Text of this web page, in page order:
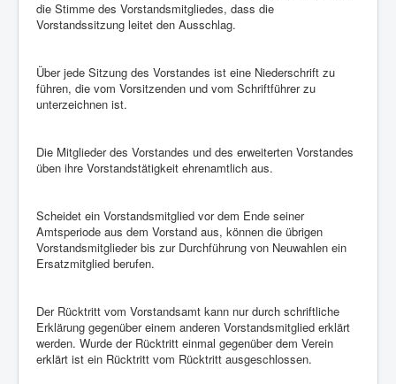
die Stimme des Vorstandsmitgliedes, dass die
Vorstandssitzung leitet den Ausschlag.
Über jede Sitzung des Vorstandes ist eine Niederschrift zu
führen, die vom Vorsitzenden und vom Schriftführer zu
unterzeichnen ist.
Die Mitglieder des Vorstandes und des erweiterten Vorstandes
üben ihre Vorstandstätigkeit ehrenamtlich aus.
Scheidet ein Vorstandsmitglied vor dem Ende seiner
Amtsperiode aus dem Vorstand aus, können die übrigen
Vorstandsmitglieder bis zur Durchführung von Neuwahlen ein
Ersatzmitglied berufen.
Der Rücktritt vom Vorstandsamt kann nur durch schriftliche
Erklärung gegenüber einem anderen Vorstandsmitglied erklärt
werden. Wurde der Rücktritt einmal gegenüber dem Verein
erklärt ist ein Rücktritt vom Rücktritt ausgeschlossen.